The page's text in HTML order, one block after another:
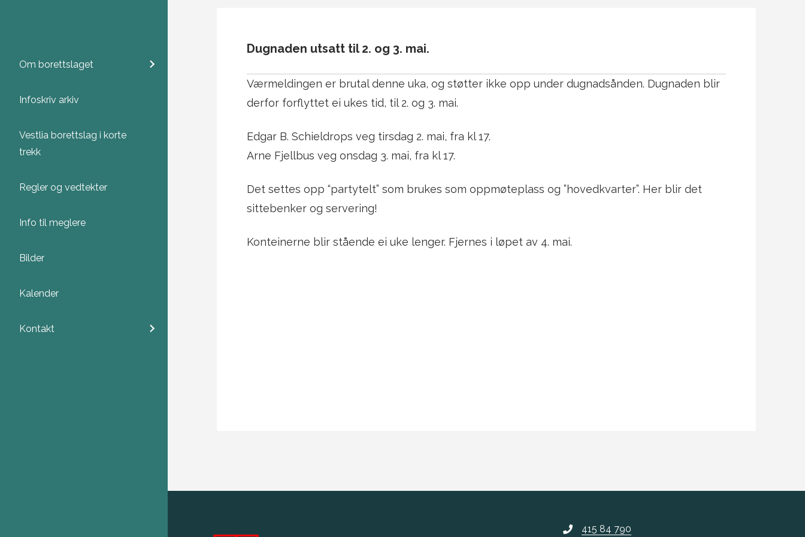
Om borettslaget
Infoskriv arkiv
Vestlia borettslag i korte
trekk
Regler og vedtekter
Info til meglere
Bilder
Kalender
Kontakt
Dugnaden utsatt til 2. og 3. mai.
Værmeldingen er brutal denne uka, og støtter ikke opp under dugnadsånden. Dugnaden blir
derfor forflyttet ei ukes tid, til 2. og 3. mai.
Edgar B. Schieldrops veg tirsdag 2. mai, fra kl 17.
Arne Fjellbus veg onsdag 3. mai, fra kl 17.
Det settes opp “partytelt” som brukes som oppmøteplass og ”hovedkvarter”. Her blir det
sittebenker og servering!
Konteinerne blir stående ei uke lenger. Fjernes i løpet av 4. mai.
415 84 790